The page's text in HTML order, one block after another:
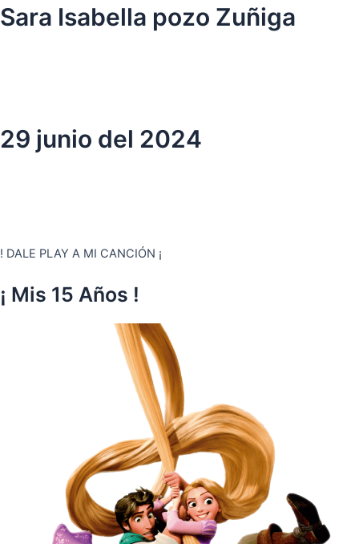
Ir
al
Sara Isabella pozo Zuñiga
29 junio del 2024
! DALE PLAY A MI CANCIÓN ¡
¡ Mis 15 Años !